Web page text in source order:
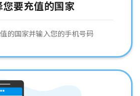
您要充值的国家
的国家并输入您的手机号码